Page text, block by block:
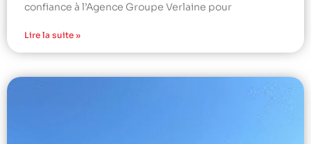
confiance à l’Agence Groupe Verlaine pour
Lire la suite »